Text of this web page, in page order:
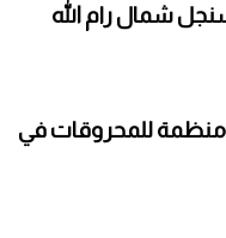
شمال رام الله
منظمة للمحروقات في